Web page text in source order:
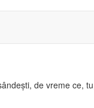
de vreme ce,